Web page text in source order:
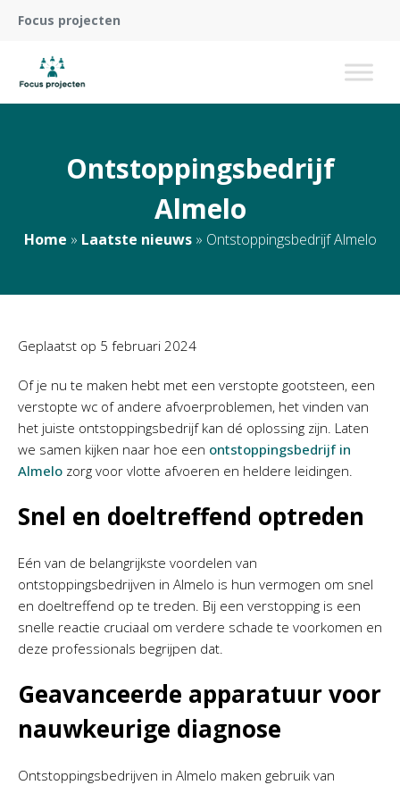
Focus projecten
Ontstoppingsbedrijf
Almelo
Home » Laatste nieuws» Ontstoppingsbedrijf Almelo
Geplaatst op 5 februari 2024
Of je nu te maken hebt met een verstopte gootsteen, een
verstopte wc of andere afvoerproblemen, het vinden van
het juiste ontstoppingsbedrijf kan dé oplossing zijn. Laten
we samen kijken naar hoe een ontstoppingsbedrijf in
Almelo zorg voor vlotte afvoeren en heldere leidingen.
Snel en doeltreffend optreden
Eén van de belangrijkste voordelen van
ontstoppingsbedrijven in Almelo is hun vermogen om snel
en doeltreffend op te treden. Bij een verstopping is een
snelle reactie cruciaal om verdere schade te voorkomen en
deze professionals begrijpen dat.
Geavanceerde apparatuur voor
nauwkeurige diagnose
Ontstoppingsbedrijven in Almelo maken gebruik van